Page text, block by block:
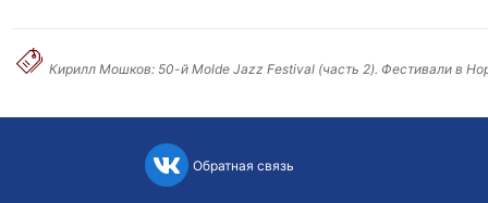
Кирилл Мошков: 50-й Molde Jazz Festival (часть 2). Фестивали в
Обратная связь